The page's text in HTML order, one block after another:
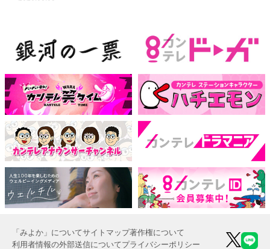
「みよか」についてサイトマップ著作権について
利用者情報の外部送信についてプライバシーポリシー